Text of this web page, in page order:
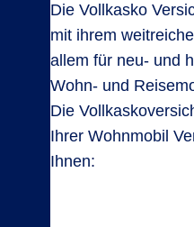
Die Vollkasko
mit ihrem
allem für neu- und
Wohn- und
Die
Ihrer Wohnmobil
Ihnen: